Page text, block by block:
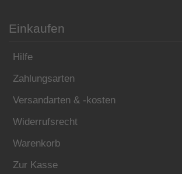
Einkaufen
Hilfe
Zahlungsarten
Versandarten & -kosten
Widerrufsrecht
Warenkorb
Zur Kasse